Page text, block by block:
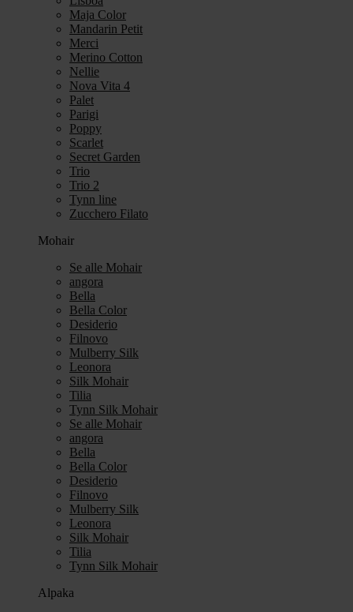
Maja Color
Mandarin Petit
Merci
Merino Cotton
Nellie
Nova Vita 4
Palet
Parigi
Poppy
Scarlet
Secret Garden
Trio
Trio 2
Tynn line
Zucchero Filato
Mohair
Se alle Mohair
angora
Bella
Bella Color
Desiderio
Filnovo
Mulberry Silk
Leonora
Silk Mohair
Tilia
Tynn Silk Mohair
Se alle Mohair
angora
Bella
Bella Color
Desiderio
Filnovo
Mulberry Silk
Leonora
Silk Mohair
Tilia
Tynn Silk Mohair
Alpaka